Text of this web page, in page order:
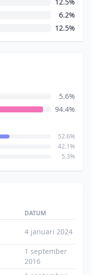
6.2%
12.5%
5.6%
94.4%
52.6%
42.1%
5.3%
DATUM
4 januari 2024
1 september
2016